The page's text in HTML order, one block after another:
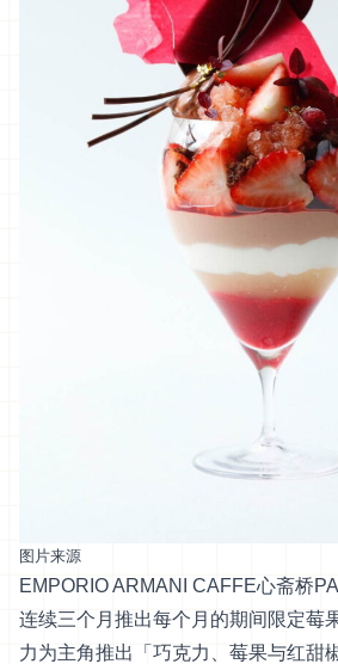
图片来源
EMPORIO ARMANI CAFFE心斋桥
连续三个月推出每个月的期间限定莓
力为主角推出「巧克力、莓果与红甜